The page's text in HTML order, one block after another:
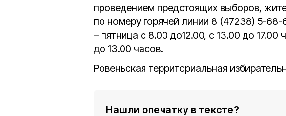
проведением предстоящих выборов,
по номеру горячей линии 8 (47238) 5-
– пятница с 8.00 до12.00, с 13.00 до
до 13.00 часов.
Ровеньская территориальная
Нашли опечатку в тексте?